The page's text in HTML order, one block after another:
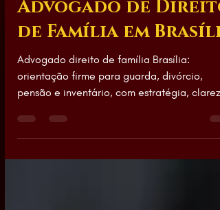
Renata França
há 4 dias
Advogado de Direito
de Família em
Advogado direito de família Brasília:
orientação firme para guarda, divórcio,
pensão e inventário, com estratégia,